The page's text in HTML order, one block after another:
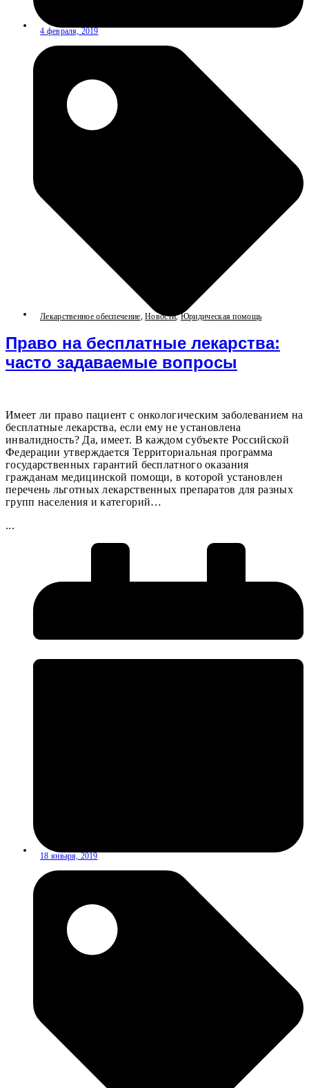
4 февраля, 2019
Лекарственное обеспечение ,Новости,Юридическая помощь
Право на бесплатные лекарства:
часто задаваемые вопросы
Имеет ли право пациент с онкологическим заболеванием на
бесплатные лекарства, если ему не установлена
инвалидность? Да, имеет. В каждом субъекте Российской
Федерации утверждается Территориальная программа
государственных гарантий бесплатного оказания
гражданам медицинской помощи, в которой установлен
перечень льготных лекарственных препаратов для разных
групп населения и категорий…
...
18 января, 2019